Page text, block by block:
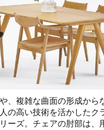
、複雑な曲面の形成から
の高い技術を活かしたク
ーズ。チェアの肘部は、